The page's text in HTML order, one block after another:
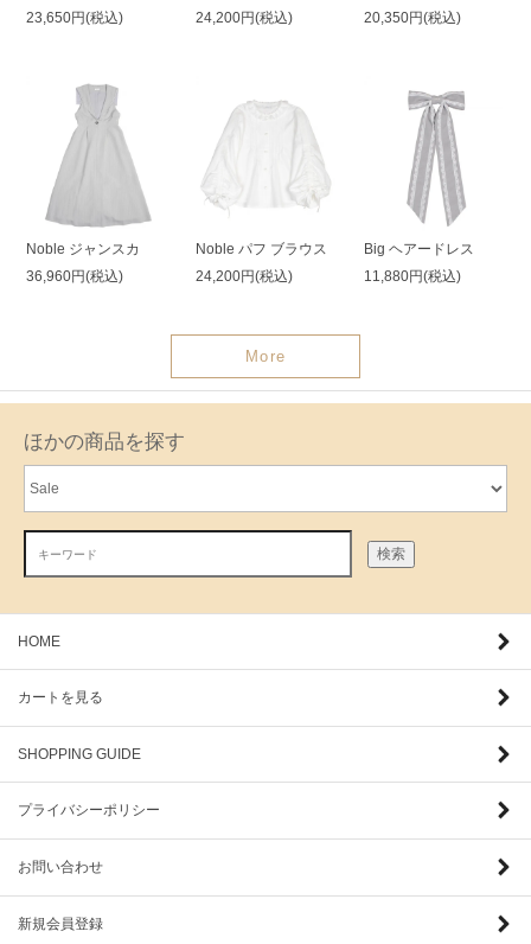
23,650円(税込)
24,200円(税込)
20,350円(税込)
Noble ジャンスカ
36,960円(税込)
Noble パフ ブラウス
24,200円(税込)
Big ヘアードレス
11,880円(税込)
More
ほかの商品を探す
検索
HOME
カートを見る
SHOPPING GUIDE
プライバシーポリシー
お問い合わせ
新規会員登録